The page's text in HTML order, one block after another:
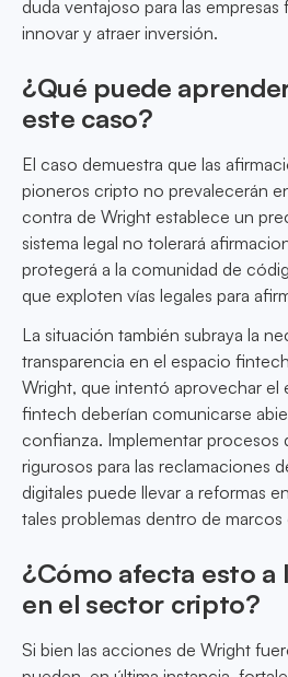
duda ventajoso para las
innovar y atraer inversión.
¿Qué puede
este caso?
El caso demuestra que las
pioneros cripto no prevalecerán
contra de Wright establece un
sistema legal no tolerará
protegerá a la comunidad de
que exploten vías legales para
La situación también subraya la
transparencia en el espacio
Wright, que intentó aprovechar el
fintech deberían comunicarse
confianza. Implementar procesos
rigurosos para las reclamaciones
digitales puede llevar a reformas
tales problemas dentro de marcos
¿Cómo afecta esto a
en el sector cripto?
Si bien las acciones de Wright